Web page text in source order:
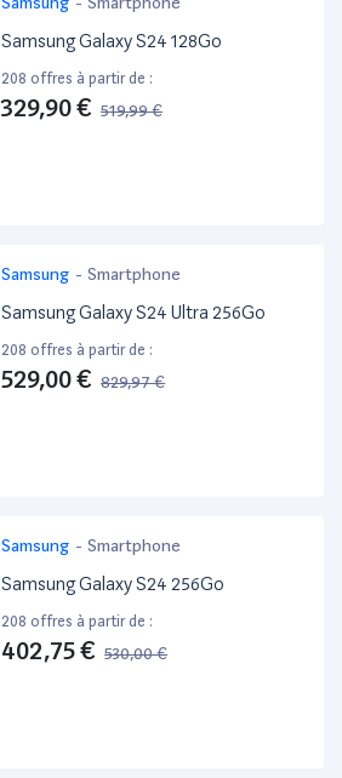
Samsung Galaxy S24 128Go
208 offres à partir de :
329,90 € 519,99 €
Samsung - Smartphone
Samsung Galaxy S24 Ultra 256Go
208 offres à partir de :
529,00 € 829,97 €
Samsung - Smartphone
Samsung Galaxy S24 256Go
208 offres à partir de :
402,75 € 530,00 €